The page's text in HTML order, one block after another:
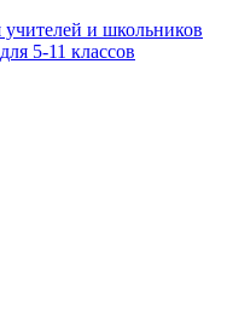
и школьников
5-11 классов